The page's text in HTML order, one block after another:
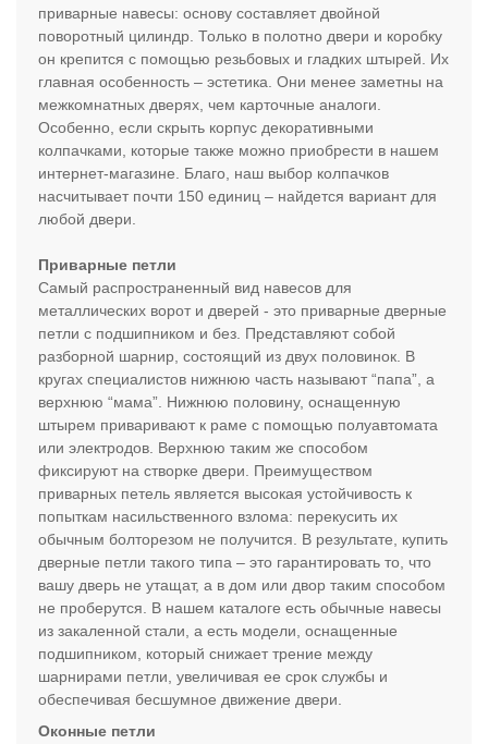
приварные навесы: основу составляет двойной
поворотный цилиндр. Только в полотно двери и коробку
он крепится с помощью резьбовых и гладких штырей. Их
главная особенность – эстетика. Они менее заметны на
межкомнатных дверях, чем карточные аналоги.
Особенно, если скрыть корпус декоративными
колпачками, которые также можно приобрести в нашем
интернет-магазине. Благо, наш выбор колпачков
насчитывает почти 150 единиц – найдется вариант для
любой двери.
Приварные петли
Самый распространенный вид навесов для
металлических ворот и дверей - это приварные дверные
петли с подшипником и без. Представляют собой
разборной шарнир, состоящий из двух половинок. В
кругах специалистов нижнюю часть называют “папа”, а
верхнюю “мама”. Нижнюю половину, оснащенную
штырем приваривают к раме с помощью полуавтомата
или электродов. Верхнюю таким же способом
фиксируют на створке двери. Преимуществом
приварных петель является высокая устойчивость к
попыткам насильственного взлома: перекусить их
обычным болторезом не получится. В результате, купить
дверные петли такого типа – это гарантировать то, что
вашу дверь не утащат, а в дом или двор таким способом
не проберутся. В нашем каталоге есть обычные навесы
из закаленной стали, а есть модели, оснащенные
подшипником, который снижает трение между
шарнирами петли, увеличивая ее срок службы и
обеспечивая бесшумное движение двери.
Оконные петли